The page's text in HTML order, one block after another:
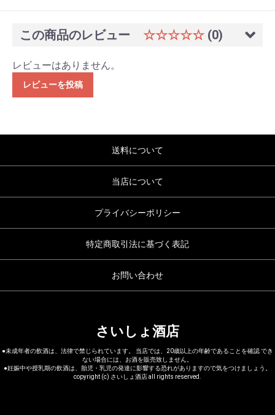
この商品のレビュー ☆☆☆☆☆ (0)
レビューはありません。
レビューを投稿
送料について
当店について
プライバシーポリシー
特定商取引法に基づく表記
お問い合わせ
さいしょ酒店
●未成年者の飲酒は、法律で禁じられています。 当店では、20歳以上の年齢であることを確認 でき
ない場合には、お酒を販売致しません。
●妊娠中や授乳期の飲酒は、胎児・乳児の発達に影響する恐れがありますので気をつけましょう。
copyright (c) さいしょ酒店 all rights reserved.